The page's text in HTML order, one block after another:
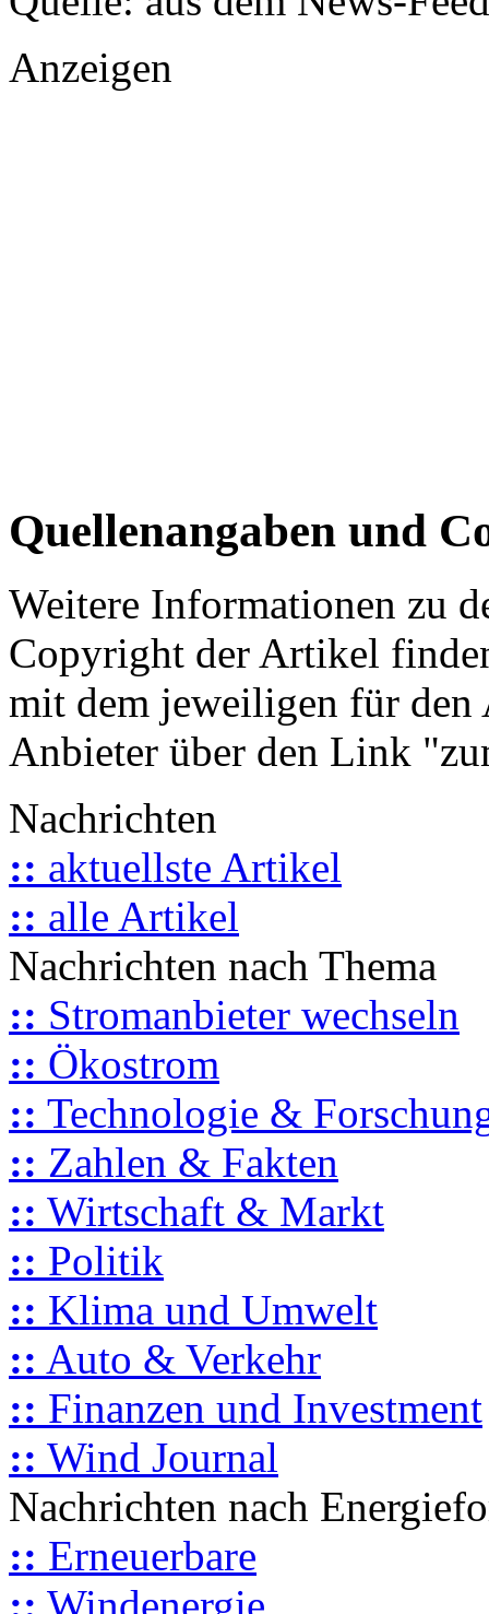
Anzeigen
Quellenangaben und
Weitere Informationen zu
Copyright der Artikel
mit dem jeweiligen für
Anbieter über den Link
Nachrichten
:: aktuellste Artikel
:: alle Artikel
Nachrichten nach Thema
:: Stromanbieter wechseln
:: Ökostrom
:: Technologie &
:: Zahlen & Fakten
:: Wirtschaft & Markt
:: Politik
:: Klima und Umwelt
:: Auto & Verkehr
:: Finanzen und Investment
:: Wind Journal
Nachrichten nach
:: Erneuerbare
:: Windenergie